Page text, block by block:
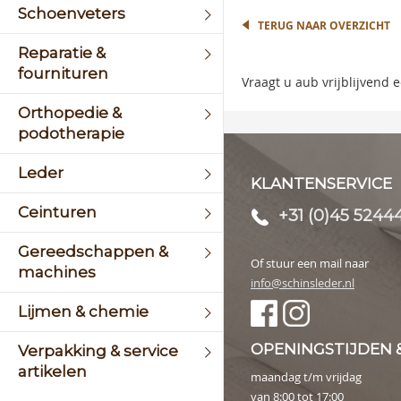
Schoenveters
Reparatie &
fournituren
Orthopedie &
podotherapie
Leder
Ceinturen
Gereedschappen &
machines
Lijmen & chemie
Verpakking & service
artikelen
TERUG NAAR OVERZICHT
Vraagt u aub vrijblijvend
KLANTENSERVICE
+31 (0)45
Of stuur een mail naar
info@schinsleder.nl
OPENINGSTIJDEN
maandag t/m vrijdag
van 8:00 tot 17:00